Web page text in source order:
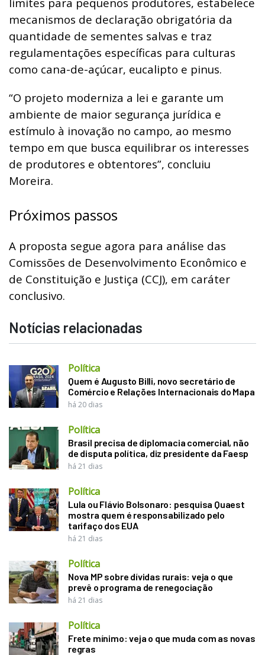
mecanismos de declaração obrigatória da
quantidade de sementes salvas e traz
regulamentações específicas para culturas
como cana-de-açúcar, eucalipto e pinus.
“O projeto moderniza a lei e garante um
ambiente de maior segurança jurídica e
estímulo à inovação no campo, ao mesmo
tempo em que busca equilibrar os interesses
de produtores e obtentores”, concluiu
Moreira.
Próximos passos
A proposta segue agora para análise das
Comissões de Desenvolvimento Econômico e
de Constituição e Justiça (CCJ), em caráter
conclusivo.
Notícias relacionadas
Política
Quem é Augusto Billi, novo secretário de
Comércio e Relações Internacionais do Mapa
há 20 dias
Política
Brasil precisa de diplomacia comercial, não
de disputa política, diz presidente da Faesp
há 21 dias
Política
Lula ou Flávio Bolsonaro: pesquisa Quaest
mostra quem é responsabilizado pelo
tarifaço dos EUA
há 21 dias
Política
Nova MP sobre dívidas rurais: veja o que
prevê o programa de renegociação
há 21 dias
Política
Frete mínimo: veja o que muda com as novas
regras